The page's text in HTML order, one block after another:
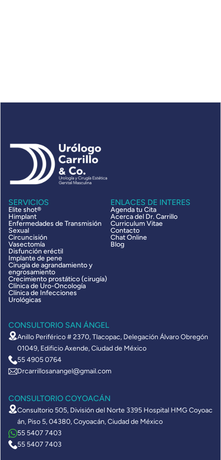
SERVICIOS
Elite shot®
Himplant
Enfermedades de Transmisión
Sexual
Circuncisión
Vasectomía
Disfunción eréctil
Implante de pene
Cirugía de agrandamiento y
engrosamiento
Crecimiento prostático (cirugía)
Clínica de Uro-Oncología
Clínica de Infecciones
Urológicas
ENLACES DE INTERES
Agenda tu Cita
Acerca del Dr. Carrillo
Curriculum Vitae
Contacto
Chat Online
Blog
CONSULTORIO SAN ÁNGEL
Anillo Periférico # 2370, Tlacopac, Delegación Álvaro Obregón
01049, Edificio Axende, Ciudad de México
55 4905 0764
Drcarrillosanangel@gmail.com
CONSULTORIO COYOACÁN
Consultorio 505, División del Norte 3395 Hospital HMG Coyoac
án, Piso 5, 04380, Coyoacán, Ciudad de México
55 5407 7403
55 5407 7403